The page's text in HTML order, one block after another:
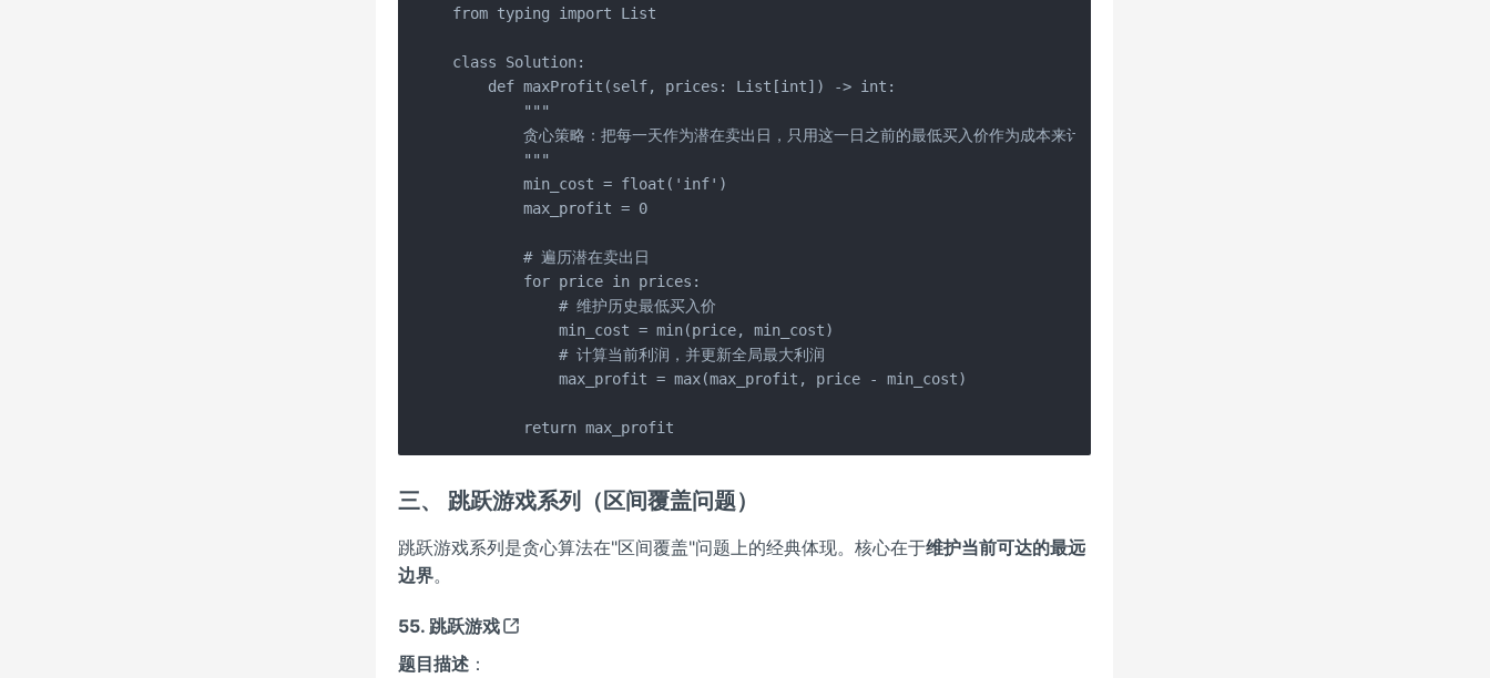
from typing import List
class Solution:
    def maxProfit(self, prices: List[int]) -> int:
        """
        贪心策略：把每一天作为潜在卖出日，只用这一日之前的最低买入价作为成本来计算利润，持续更新利润最大值。
        """
        min_cost = float('inf')
        max_profit = 0
        # 遍历潜在卖出日
        for price in prices:
            # 维护历史最低买入价
            min_cost = min(price, min_cost)
            # 计算当前利润，并更新全局最大利润
            max_profit = max(max_profit, price - min_cost)
        return max_profit
三、 跳跃游戏系列（区间覆盖问题）
跳跃游戏系列是贪心算法在"区间覆盖"问题上的经典体现。核心在于维护当前可达的最远
边界。
55. 跳跃游戏
题目描述 ：